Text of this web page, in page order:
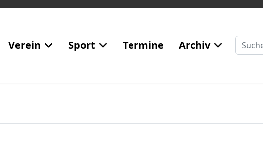
Verein Sport Termine Archiv Suchen